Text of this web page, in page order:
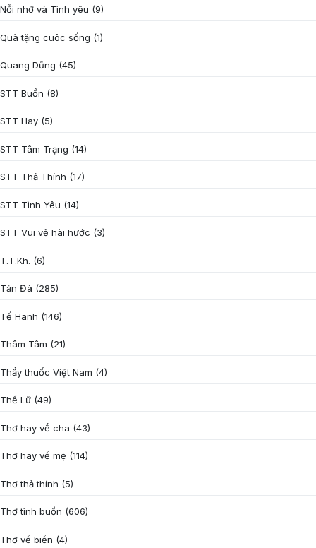
Nỗi nhớ và Tình yêu (9)
Quà tặng cuôc sống (1)
Quang Dũng (45)
STT Buồn (8)
STT Hay (5)
STT Tâm Trạng (14)
STT Thả Thính (17)
STT Tình Yêu (14)
STT Vui vẻ hài hước (3)
T.T.Kh. (6)
Tản Đà (285)
Tế Hanh (146)
Thâm Tâm (21)
Thầy thuốc Việt Nam (4)
Thế Lữ (49)
Thơ hay về cha (43)
Thơ hay về mẹ (114)
Thơ thả thính (5)
Thơ tình buồn (606)
Thơ về biển (4)